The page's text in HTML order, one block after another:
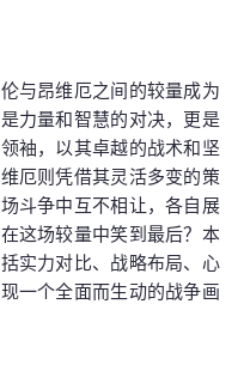
与昂维厄之间的较量成为
力量和智慧的对决，更是
袖，以其卓越的战术和坚
厄则凭借其灵活多变的策
斗争中互不相让，各自展
这场较量中笑到最后？本
实力对比、战略布局、心
一个全面而生动的战争画